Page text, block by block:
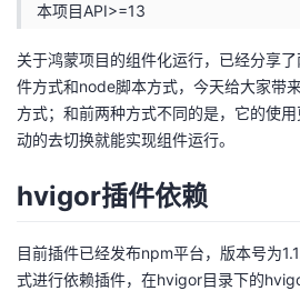
页
开
发
者
我
本项目API>=13
关于鸿蒙项目的组件化运行，已经分享
件方式和node脚本方式，今天给大家带
方式；和前两种方式不同的是，它的使
动的去切换就能实现组件运行。
hvigor插件依赖
目前插件已经发布npm平台，版本号为
式进行依赖插件，在hvigor目录下的